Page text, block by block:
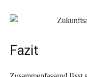
Fazit